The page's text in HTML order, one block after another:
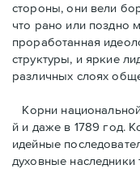
стороны, они вели
что рано или поздно
проработанная
структуры, и яркие
различных слоях
Корни
й и даже в 1789 год.
идейные
духовные наследники